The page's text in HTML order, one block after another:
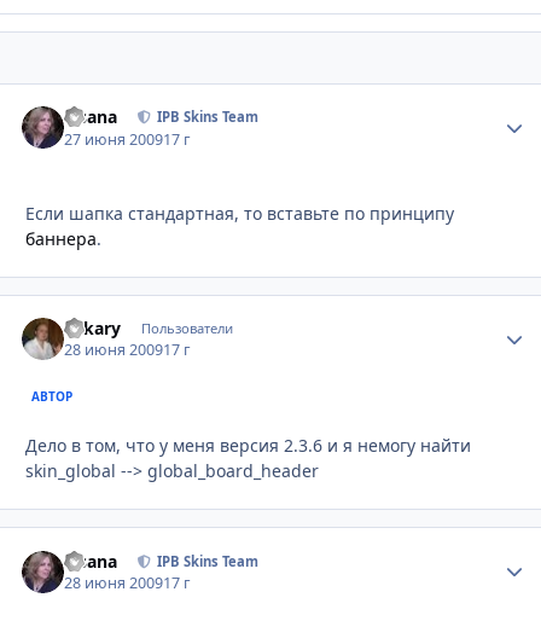
Fisana IPB Skins Team
27 июня 200917 г
Если шапка стандартная, то вставьте по принципу
баннера.
Lekary Пользователи
28 июня 200917 г
АВТОР
Дело в том, что у меня версия 2.3.6 и я немогу найти
skin_global --> global_board_header
Fisana IPB Skins Team
28 июня 200917 г